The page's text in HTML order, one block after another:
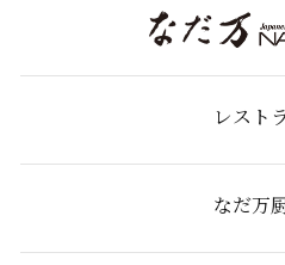
レスト
なだ万